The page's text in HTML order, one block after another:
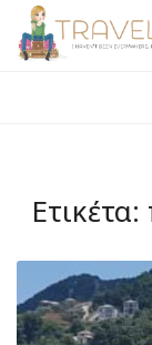
Skip
Ετικέτα: